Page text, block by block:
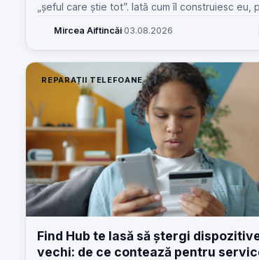
„șeful care știe tot”. Iată cum îl construiesc eu,
Mircea Aiftincăi·03.08.2026
REPARAȚII TELEFOANE
Find Hub te lasă să ștergi
vechi: de ce contează pentru